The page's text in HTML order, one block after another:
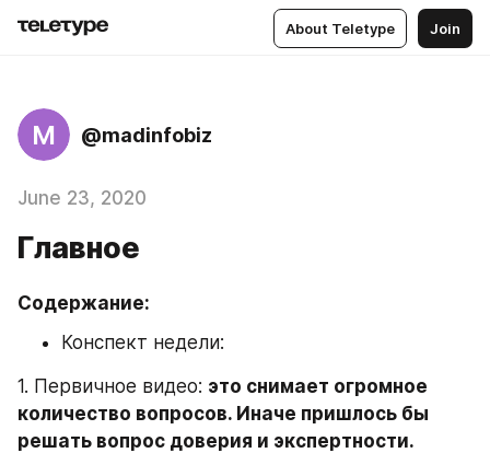
About Teletype Join
M @madinfobiz
June 23, 2020
Главное
Содержание:
Конспект недели:
1. Первичное видео: это снимает огромное
количество вопросов. Иначе пришлось бы
решать вопрос доверия и экспертности.